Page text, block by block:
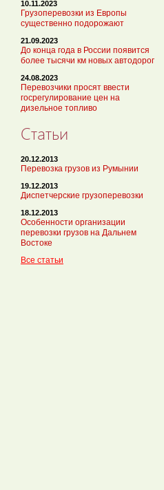
10.11.2023
Грузоперевозки из Европы
существенно подорожают
21.09.2023
До конца года в России появится
более тысячи км новых автодорог
24.08.2023
Перевозчики просят ввести
госрегулирование цен на
дизельное топливо
Статьи
20.12.2013
Перевозка грузов из Румынии
19.12.2013
Диспетчерские грузоперевозки
18.12.2013
Особенности организации
перевозки грузов на Дальнем
Востоке
Все статьи